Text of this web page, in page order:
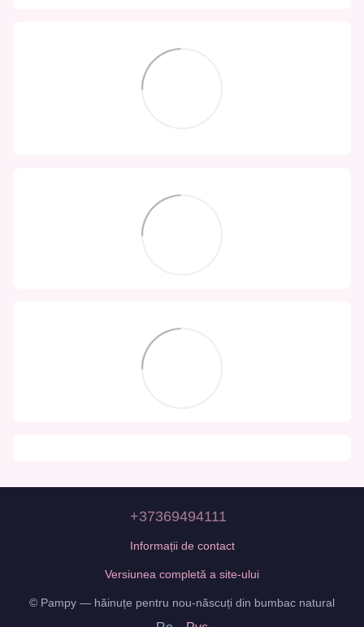
+37369494111
Informații de contact
Versiunea completă a site-ului
© Pampy — hăinuțe pentru nou-născuți din bumbac natural